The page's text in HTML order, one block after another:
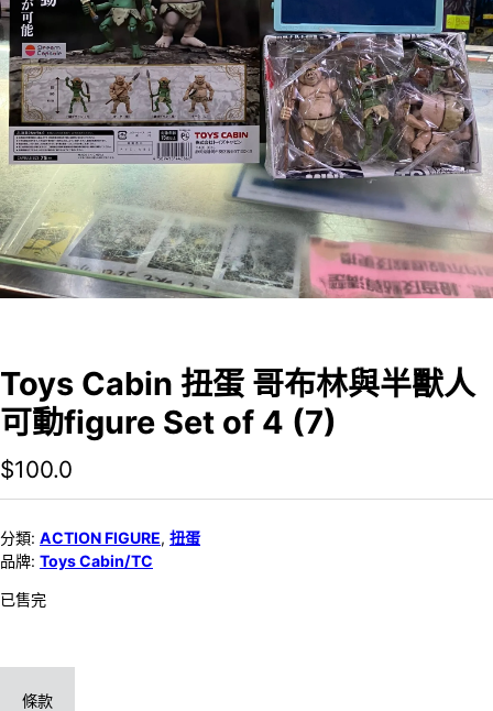
Toys Cabin 扭蛋 哥布林與半獸人
可動figure Set of 4 (7)
$100.0
分類: ACTION FIGURE, 扭蛋
品牌: Toys Cabin/TC
已售完
條款